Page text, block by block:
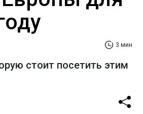
3 мин
стоит посетить этим